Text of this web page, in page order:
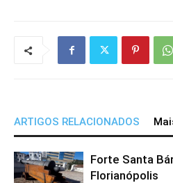
ARTIGOS RELACIONADOS
Forte Santa
Florianópolis